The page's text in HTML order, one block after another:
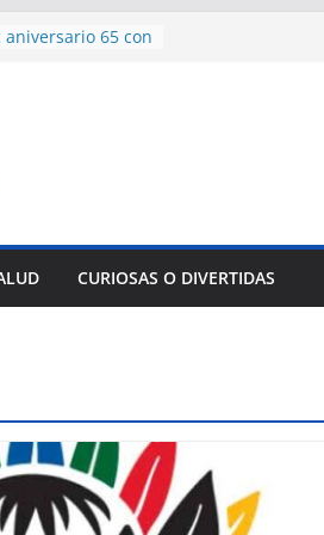
contra Irán le
en su propio
rescate en
parcial en
para importar
la movilidad
CURIOSAS O DIVERTIDAS